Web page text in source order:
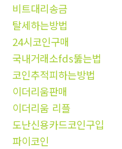
비트대리송금
탈세하는방법
24시코인구매
국내거래소fds뚫는법
코인추적피하는방법
이더리움판매
이더리움 리플
도난신용카드코인구입
파이코인